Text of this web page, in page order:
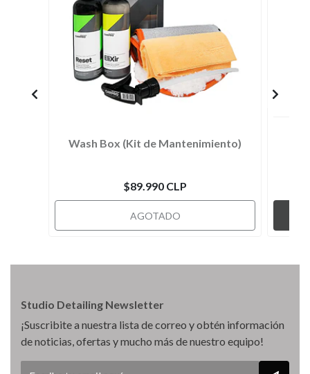
Wash Box (Kit de Mantenimiento)
$89.990 CLP
AGOTADO
Studio Detailing Newsletter
¡Suscribite a nuestra lista de correo y obtén información
de noticias, ofertas y mucho más de nuestro equipo!